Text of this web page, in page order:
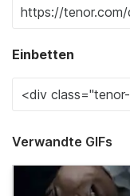
Einbetten
Verwandte GIFs